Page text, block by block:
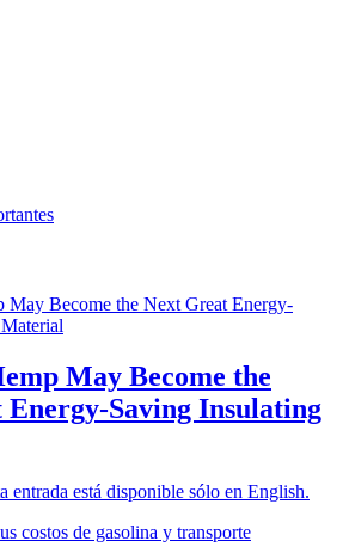
May Become the
Energy-Saving Insulating
entrada está disponible sólo en English.